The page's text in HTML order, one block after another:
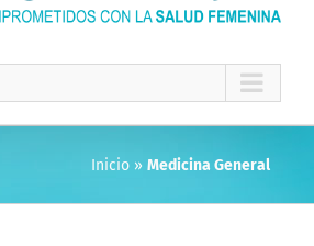
Inicio » Medicina General